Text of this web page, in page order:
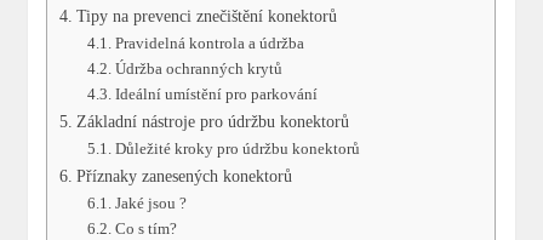
Tipy na prevenci znečištění konektorů
Pravidelná kontrola a údržba
Údržba ochranných krytů
Ideální umístění pro parkování
Základní nástroje pro údržbu konektorů
Důležité kroky pro údržbu konektorů
Příznaky zanesených konektorů
Jaké jsou ?
Co s tím?